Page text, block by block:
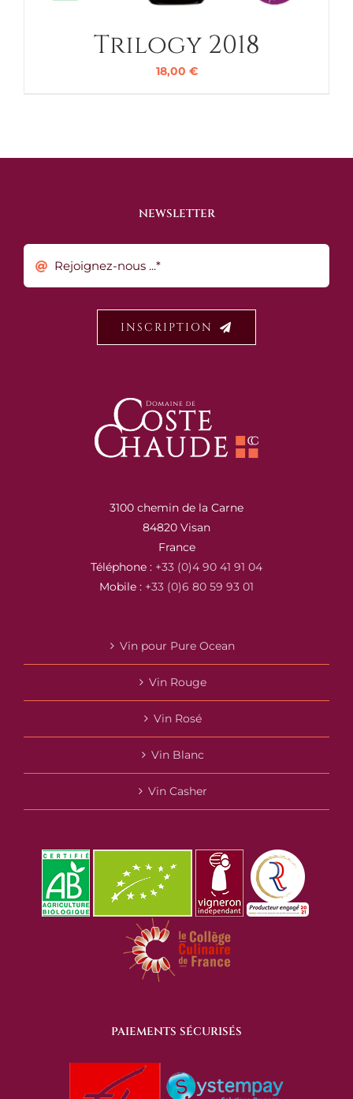
Trilogy 2018
18,00 €
NEWSLETTER
INSCRIPTION
3100 chemin de la Carne
84820 Visan
France
Téléphone : +33 (0)4 90 41 91 04
Mobile : +33 (0)6 80 59 93 01
Vin pour Pure Ocean
Vin Rouge
Vin Rosé
Vin Blanc
Vin Casher
PAIEMENTS SÉCURISÉS